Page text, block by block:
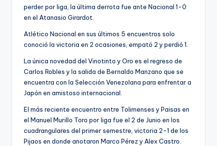
perder por liga, la última derrota fue ante Nacional 1-0
en el Atanasio Girardot.
Atlético Nacional en sus últimos 5 encuentros solo
conoció la victoria en 2 ocasiones, empató 2 y perdió 1.
La única novedad del Vinotinto y Oro es el regreso de
Carlos Robles y la salida de Bernaldo Manzano que se
encuentra con la Selección Venezolana para enfrentar a
Japón en amistoso internacional.
El más reciente encuentro entre Tolimenses y Paisas en
el Manuel Murillo Toro por liga fue el 2 de Junio en los
cuadrangulares del primer semestre, victoria 2-1 de los
Pijaos en donde anotaron Marco Pérez y Alex Castro.